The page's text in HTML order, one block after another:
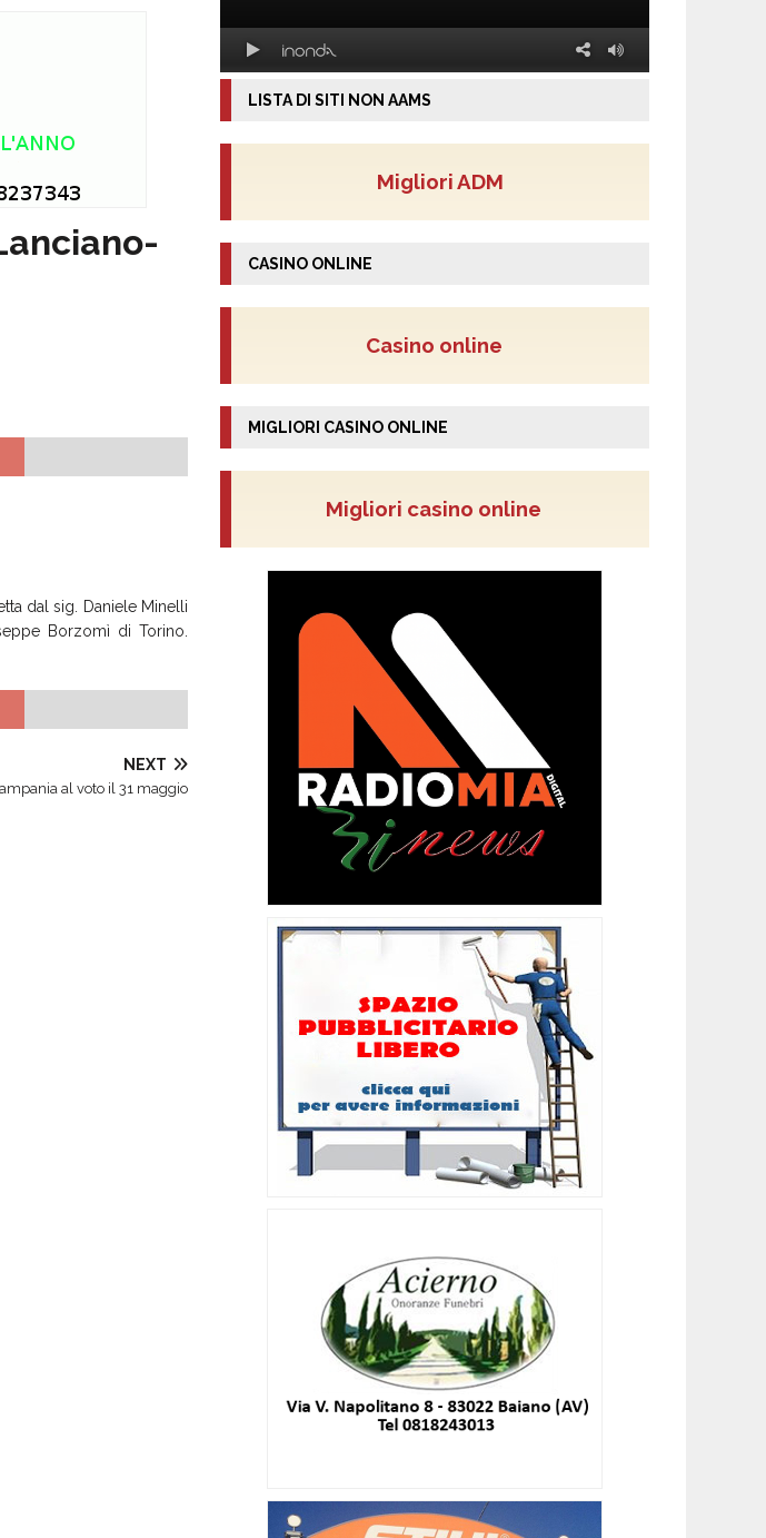
dal sig. Daniele Minelli
Borzomì di Torino.
NEXT
al voto il 31 maggio
LISTA DI SITI NON AAMS
Migliori ADM
CASINO ONLINE
Casino online
MIGLIORI CASINO ONLINE
Migliori casino online